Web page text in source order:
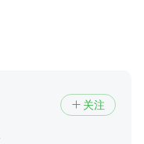
 关注